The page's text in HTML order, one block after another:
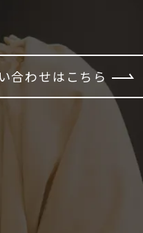
合わせはこちら